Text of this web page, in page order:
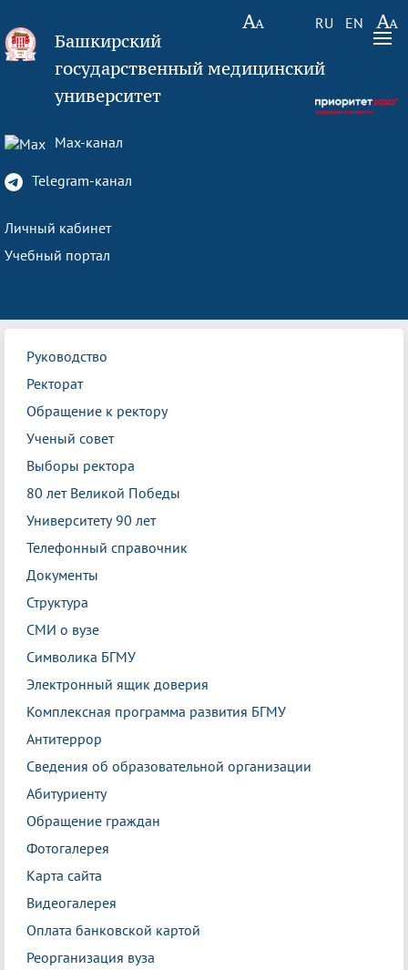
RU EN
Башкирский
государственный медицинский
университет
Max-канал
Telegram-канал
Личный кабинет
Учебный портал
Руководство
Ректорат
Обращение к ректору
Ученый совет
Выборы ректора
80 лет Великой Победы
Университету 90 лет
Телефонный справочник
Документы
Структура
СМИ о вузе
Символика БГМУ
Электронный ящик доверия
Комплексная программа развития БГМУ
Антитеррор
Сведения об образовательной организации
Абитуриенту
Обращение граждан
Фотогалерея
Карта сайта
Видеогалерея
Оплата банковской картой
Реорганизация вуза